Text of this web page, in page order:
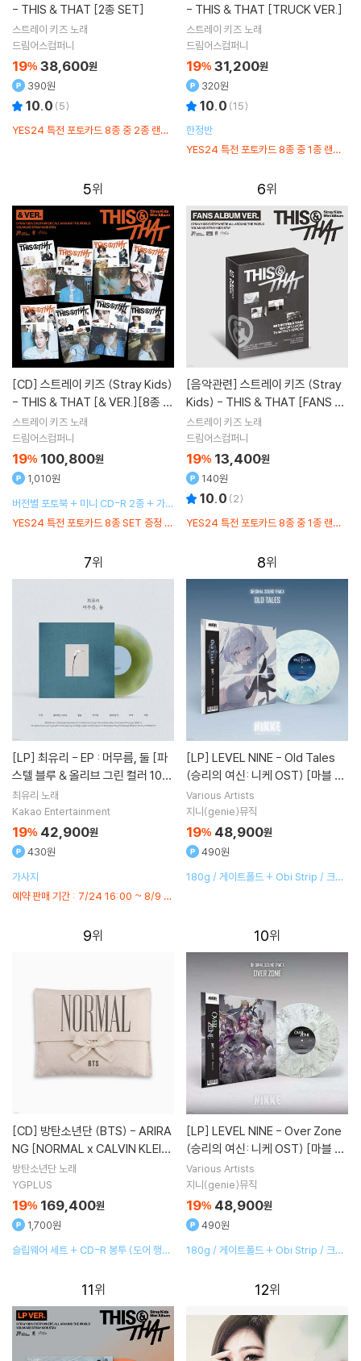
- THIS & THAT [2종 SET]
스트레이 키즈 노래
드림어스컴퍼니
YES24 특전 포토카드 8종 중 2종 랜덤
19% 38,600원
390원
10.0 (5)
- THIS & THAT [TRUCK VER.]
스트레이 키즈 노래
드림어스컴퍼니
YES24 특전 포토카드 8종 중 1종 랜덤
19% 31,200원
320원
10.0 (15)
한정반
5
[CD]
- THIS & THAT [& VER.][8종 S
ET]
스트레이 키즈 노래
드림어스컴퍼니
YES24 특전 포토카드 8종 SET 증정 /
19% 100,800원
1,010원
버전별 포토북 + 미니 CD-R 2종 + 가사
지 + 판스티커 + 증명사진 1종 랜덤 + 포
토카드 1종 랜덤
6
[음악관련]
Kids) - THIS & THAT [FANS AL
BUM VER.]
스트레이 키즈 노래
드림어스컴퍼니
YES24 특전 포토카드 8종 중 1종 랜덤
19% 13,400원
140원
10.0 (2)
7
[LP]
스텔 블루 & 올리브 그린 컬러 10인
치 Vinyl]
최유리 노래
Kakao Entertainment
예약 판매 기간 : 7/24 16:00 ~ 8/9 2
19% 42,900원
430원
가사지
8
[LP]
(승리의 여신: 니케 OST) [마블 컬
러 LP]
Various Artists
지니(genie)뮤직
19% 48,900원
490원
180g / 게이트폴드 + Obi Strip / 크레
9
[CD]
NG [NORMAL x CALVIN KLEIN
SLEEPWEAR]
방탄소년단 노래
YGPLUS
19% 169,400원
1,700원
슬립웨어 세트 + CD-R 봉투 (도어 행거)
10
[LP]
(승리의 여신: 니케 OST) [마블 컬
러 LP]
Various Artists
지니(genie)뮤직
19% 48,900원
490원
180g / 게이트폴드 + Obi Strip / 크레
11 12